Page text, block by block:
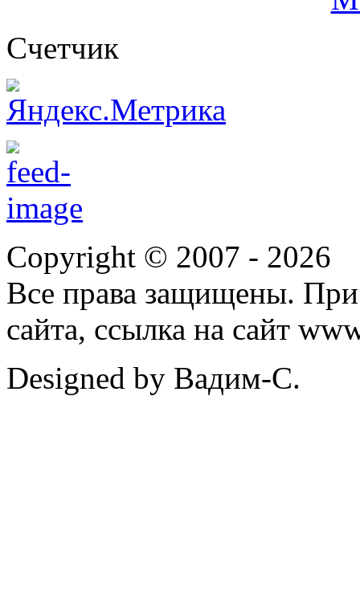
Cчетчик
Copyright © 2007 - 2026
Все права защищены. При
сайта, ссылка на сайт
Designed by Вадим-С.